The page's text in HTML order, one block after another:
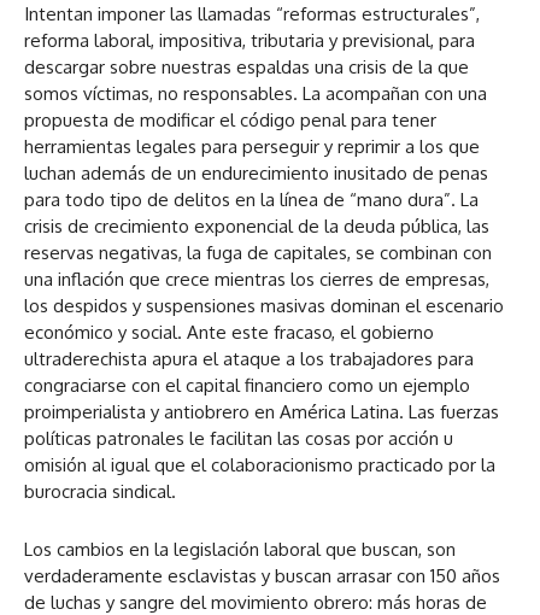
Intentan imponer las llamadas “reformas estructurales”,
reforma laboral, impositiva, tributaria y previsional, para
descargar sobre nuestras espaldas una crisis de la que
somos víctimas, no responsables. La acompañan con una
propuesta de modificar el código penal para tener
herramientas legales para perseguir y reprimir a los que
luchan además de un endurecimiento inusitado de penas
para todo tipo de delitos en la línea de “mano dura”. La
crisis de crecimiento exponencial de la deuda pública, las
reservas negativas, la fuga de capitales, se combinan con
una inflación que crece mientras los cierres de empresas,
los despidos y suspensiones masivas dominan el escenario
económico y social. Ante este fracaso, el gobierno
ultraderechista apura el ataque a los trabajadores para
congraciarse con el capital financiero como un ejemplo
proimperialista y antiobrero en América Latina. Las fuerzas
políticas patronales le facilitan las cosas por acción u
omisión al igual que el colaboracionismo practicado por la
burocracia sindical.
Los cambios en la legislación laboral que buscan, son
verdaderamente esclavistas y buscan arrasar con 150 años
de luchas y sangre del movimiento obrero: más horas de